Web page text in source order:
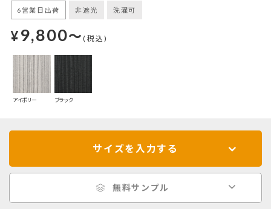
6営業日出荷 非遮光 洗濯可
¥9,800～(税込)
アイボリー ブラック
サイズを入力する
無料サンプル